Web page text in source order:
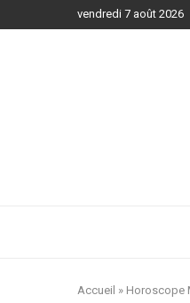
vendredi 7 août 2026
Accueil » Horoscope